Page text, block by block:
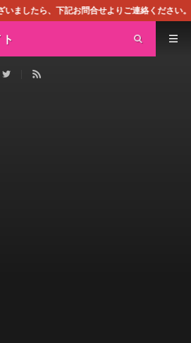
合せよりご連絡ください。即刻対処させて